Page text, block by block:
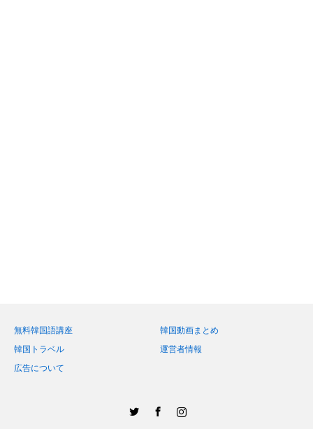
無料韓国語講座
韓国動画まとめ
韓国トラベル
運営者情報
広告について